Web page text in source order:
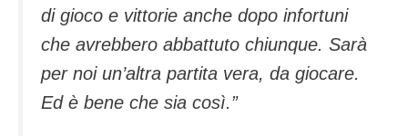
di gioco e vittorie anche dopo infortuni
che avrebbero abbattuto chiunque. Sarà
per noi un’altra partita vera, da giocare.
Ed è bene che sia così.”